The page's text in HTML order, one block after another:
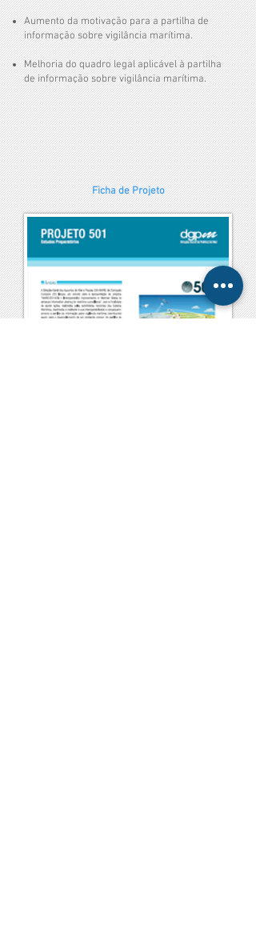
Aumento da motivação para a partilha de
informação sobre vigilância marítima.
Melhoria do quadro legal aplicável à partilha
de informação sobre vigilância marítima.
Ficha de Projeto